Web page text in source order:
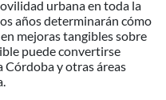
urbana en toda la
años determinarán cómo
mejoras tangibles sobre
puede convertirse
Córdoba y otras áreas